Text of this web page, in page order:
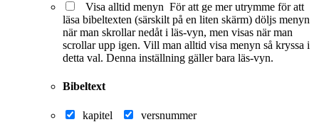
Visa alltid menyn För att ge mer utrymme för att
läsa bibeltexten (särskilt på en liten skärm) döljs menyn
när man skrollar nedåt i läs-vyn, men visas när man
scrollar upp igen. Vill man alltid visa menyn så kryssa i
detta val. Denna inställning gäller bara läs-vyn.
Bibeltext
kapitel
versnummer